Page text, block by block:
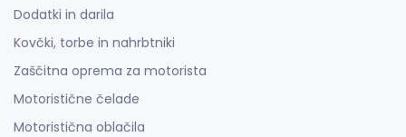
Dodatki in darila
Kovčki, torbe in nahrbtniki
Zaščitna oprema za motorista
Motoristične čelade
Motoristična oblačila